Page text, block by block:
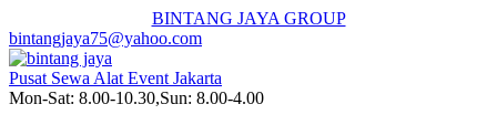
BINTANG JAYA GROUP
bintangjaya75@yahoo.com
Pusat Sewa Alat Event Jakarta
Mon-Sat: 8.00-10.30,Sun: 8.00-4.00